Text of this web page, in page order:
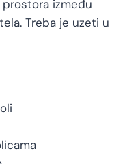
između
Treba je uzeti u